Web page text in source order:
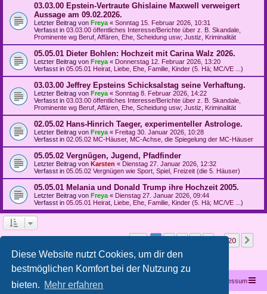
Diese Website nutzt Cookies, um dir den
bestmöglichen Komfort bei der Nutzung zu
bieten. Mehr erfahren
03.03.00 Epstein-Vertraute Ghislaine Maxwell verweigert
Aussage am 09.02.2026.
Letzter Beitrag von Freya « Sonntag 15. Februar 2026, 10:31
Verfasst in 03.03.00 öffentliches Interesse/Berichte über z. B. Skandale,
Prominente wg Beruf, Affären, Ehe, Scheidung usw; Justiz, Kriminalität
05.05.01 Dieter Bohlen: Hochzeit mit Carina Walz 2026.
Letzter Beitrag von Freya « Donnerstag 12. Februar 2026, 13:20
Verfasst in 05.05.01 Heirat, Liebe, Ehe, Familie, Kinder (5. Hä; MC/VE ...)
03.03.00 Jeffrey Epsteins Schicksalstag seine Verhaftung.
Letzter Beitrag von Freya « Sonntag 8. Februar 2026, 14:22
Verfasst in 03.03.00 öffentliches Interesse/Berichte über z. B. Skandale,
Prominente wg Beruf, Affären, Ehe, Scheidung usw; Justiz, Kriminalität
02.05.02 Hans-Hinrich Taeger, experimenteller Astrologe.
Letzter Beitrag von Freya « Freitag 30. Januar 2026, 10:28
Verfasst in 02.05.02 MC-Häuser, MC-Achse, die Spiegelung der MC-Häuser
05.05.02 Vergnügen, Jugend, Pfadfinder
Letzter Beitrag von Karsten « Dienstag 27. Januar 2026, 12:32
Verfasst in 05.05.02 Vergnügen wie Sport, Spiel, Freizeit (die 5. Häuser)
05.05.01 Melania und Donald Trump ihre Hochzeit 2005.
Letzter Beitrag von Freya « Dienstag 27. Januar 2026, 09:44
Verfasst in 05.05.01 Heirat, Liebe, Ehe, Familie, Kinder (5. Hä; MC/VE ...)
Seite1von20 20
Startseite Portal Impressum